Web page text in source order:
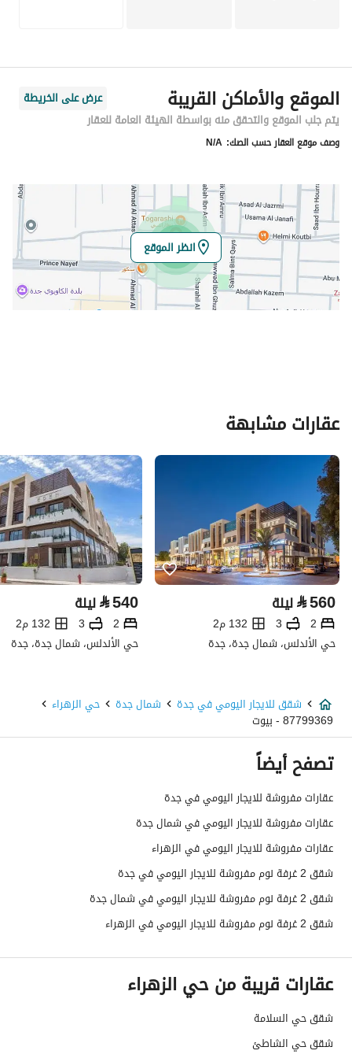
الموقع والأماكن القريبة
عرض على الخريطة
يتم جلب الموقع والتحقق منه بواسطة الهيئة العامة للعقار
وصف موقع العقار حسب الصك: N/A
انظر الموقع
عقارات مشابهة
⃁560 ليلة
2
3
132 م2
حي الأندلس، شمال جدة، جدة
⃁540 ليلة
2
3
132 م2
حي الأندلس، شمال جدة، جدة
شقق للايجار اليومي في جدة شمال جدة حي الزهراء
87799369 - بيوت
تصفح أيضاً
عقارات مفروشة للايجار اليومي في جدة
عقارات مفروشة للايجار اليومي في شمال جدة
عقارات مفروشة للايجار اليومي في الزهراء
شقق 2 غرفة نوم مفروشة للايجار اليومي في جدة
شقق 2 غرفة نوم مفروشة للايجار اليومي في شمال جدة
شقق 2 غرفة نوم مفروشة للايجار اليومي في الزهراء
عقارات قريبة من حي الزهراء
شقق حي السلامة
شقق حي الشاطئ